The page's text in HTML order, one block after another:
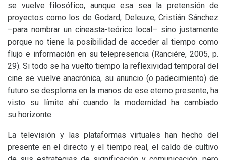
se vuelve filosófico, aunque esa sea la pretensión de
proyectos como los de Godard, Deleuze, Cristián Sánchez
–para nombrar un cineasta-teórico local– sino justamente
porque no tiene la posibilidad de acceder al tiempo como
flujo e información en su telepresencia (Ranciére, 2005, p.
29). Si todo se ha vuelto tiempo la reflexividad temporal del
cine se vuelve anacrónica, su anuncio (o padecimiento) de
futuro se desploma en la manos de ese eterno presente, ha
visto su límite ahí cuando la modernidad ha cambiado
su horizonte.
La televisión y las plataformas virtuales han hecho del
presente en el directo y el tiempo real, el caldo de cultivo